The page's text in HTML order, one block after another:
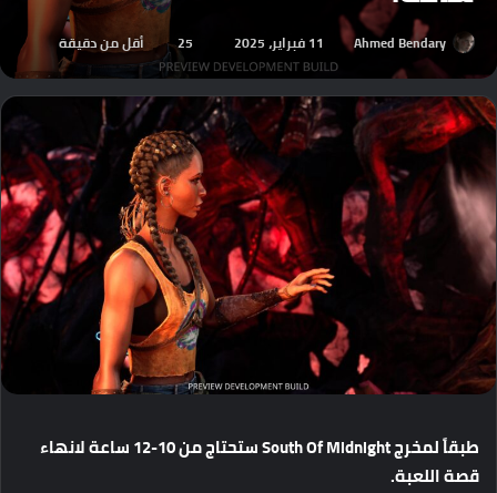
Ahmed Bendary 11 فبراير، 2025 25 أقل من دقيقة
طبقاًلمخرج ستحتاجمن ساعةلانهاء
قصةاللعبة.